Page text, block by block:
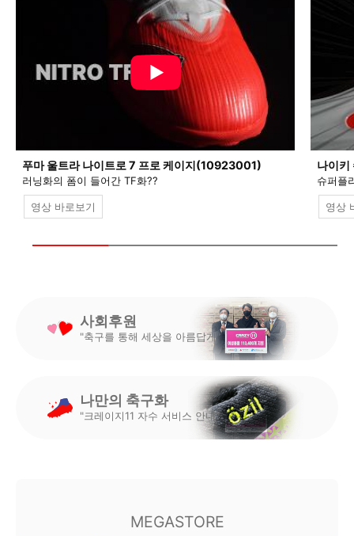
푸마 울트라 나이트로 7 프로 케이지(10923001)
러닝화의 폼이 들어간 TF화??
영상 바로보기
나이
슈퍼플
영상
사회후원
"축구를 통해 세상을 아름답게"
나만의 축구화
"크레이지11 자수 서비스 안내"
MEGASTORE